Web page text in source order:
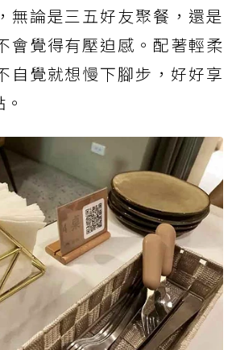
無論是三五好友聚餐，還是
會覺得有壓迫感。配著輕柔
自覺就想慢下腳步，好好享